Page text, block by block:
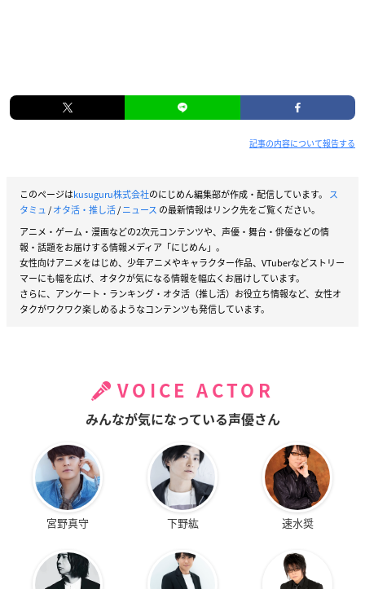
記事の内容について報告する
このページはkusuguru株式会社のにじめん編集部が作成・配信しています。 ス
タミュ/オタ活・推し活/ニュース の最新情報はリンク先をご覧ください。
アニメ・ゲーム・漫画などの2次元コンテンツや、声優・舞台・俳優などの情
報・話題をお届けする情報メディア「にじめん」。
女性向けアニメをはじめ、少年アニメやキャラクター作品、VTuberなどストリー
マーにも幅を広げ、オタクが気になる情報を幅広くお届けしています。
さらに、アンケート・ランキング・オタ活（推し活）お役立ち情報など、女性オ
タクがワクワク楽しめるようなコンテンツも発信しています。
VOICE ACTOR
みんなが気になっている声優さん
宮野真守 下野紘 速水奨